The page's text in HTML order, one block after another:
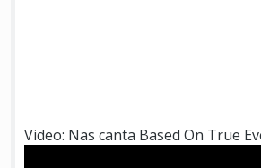
Video: Nas canta Based On True